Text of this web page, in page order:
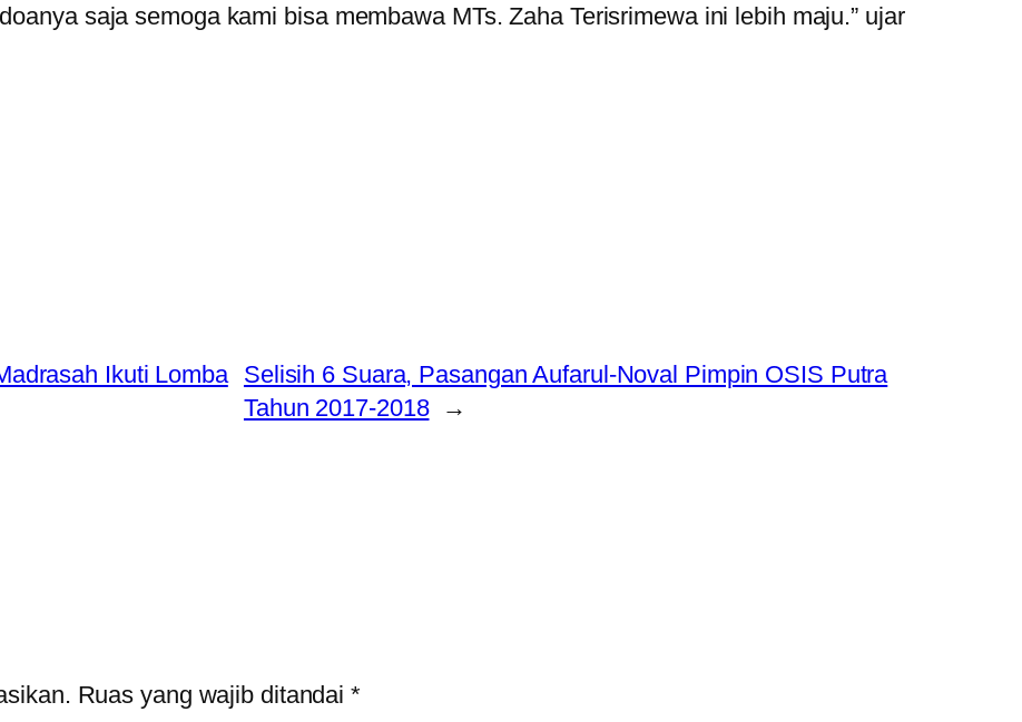
saja semoga kami bisa membawa MTs. Zaha Terisrimewa ini lebih maju.” ujar
Ikuti Lomba
Selisih 6 Suara, Pasangan Aufarul-Noval Pimpin OSIS Putra
Tahun 2017-2018
→
Ruas yang wajib ditandai*